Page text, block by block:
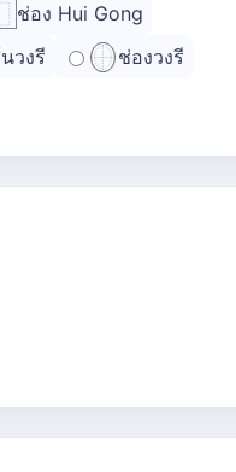
ช่อง Hui Gong
วงรี
ช่องวงรี